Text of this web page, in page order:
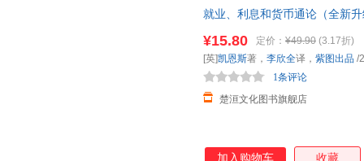
就业、利息和货币通论（全新
¥15.80 定价： ¥49.90 (3.17折)
楚洹文化图书旗舰店
1条评论
[英]凯恩斯著， 李欣全译， 紫图出品 /
加入购物车 收藏